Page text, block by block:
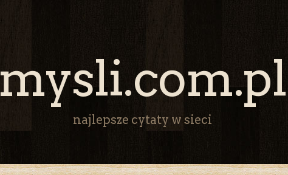
mysli.com.pl
najlepsze cytaty w sieci